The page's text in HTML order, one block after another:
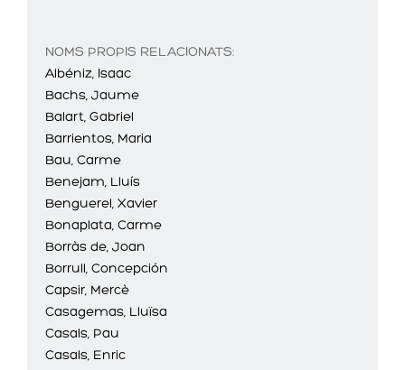
NOMS PROPIS RELACIONATS:
Albéniz, Isaac
Bachs, Jaume
Balart, Gabriel
Barrientos, Maria
Bau, Carme
Benejam, Lluís
Benguerel, Xavier
Bonaplata, Carme
Borràs de, Joan
Borrull, Concepción
Capsir, Mercè
Casagemas, Lluïsa
Casals, Pau
Casals, Enric